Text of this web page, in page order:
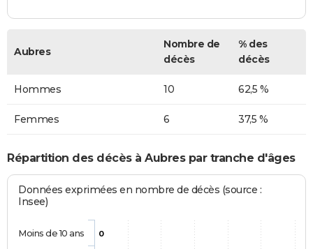
Aubres
Nombre de
décès
% des
décès
Hommes 10 62,5 %
Femmes 6 37,5 %
Répartition des décès à Aubres par tranche d'âges
Données exprimées en nombre de décès (source :
Insee)
0
Moins de 10 ans